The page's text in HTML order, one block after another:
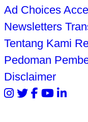
Ad Choices
Newsletters
Tentang Kami
Pedoman
Disclaimer